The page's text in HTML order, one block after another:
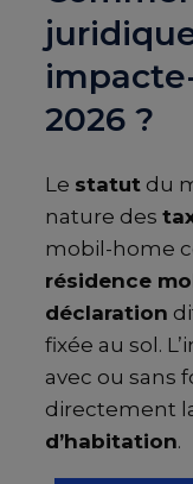
2026 ?
Le statut du
nature des
mobil-home
résidence
déclaration
fixée au sol.
avec ou sans
directement
d’habitation.